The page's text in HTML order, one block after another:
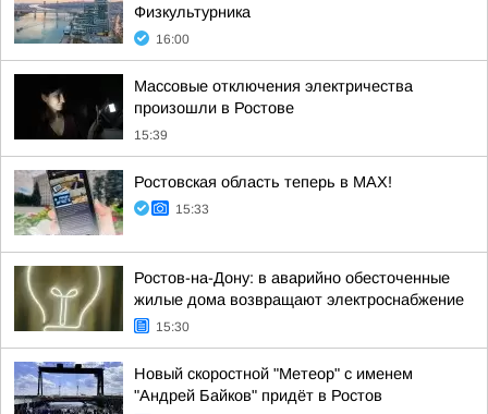
Физкультурника
16:00
Массовые отключения электричества
произошли в Ростове
15:39
Ростовская область теперь в МАХ!
15:33
Ростов-на-Дону: в аварийно обесточенные
жилые дома возвращают электроснабжение
15:30
Новый скоростной "Метеор" с именем
"Андрей Байков" придёт в Ростов